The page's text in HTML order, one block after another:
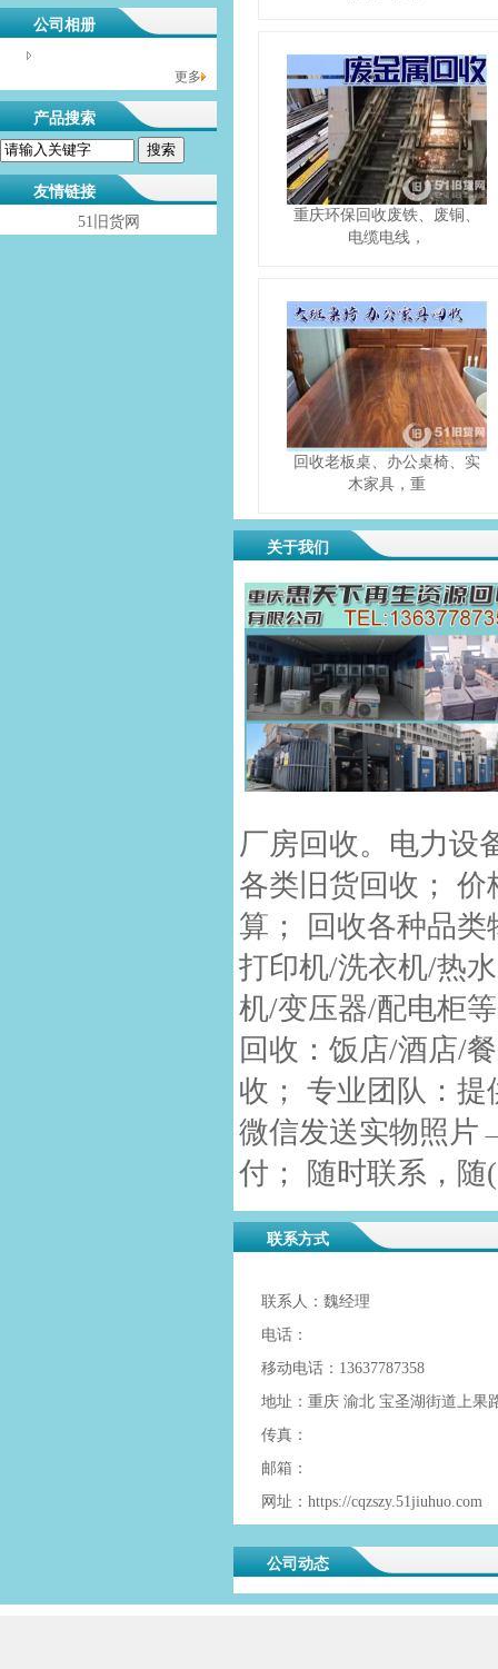
公司相册
没有相册分类！
更多
产品搜索
友情链接
51旧货网
重庆环保回收废铁、废铜、
电缆电线，
回收老板桌、办公桌椅、实
木家具，重
关于我们
厂房回收。电力设
各类旧货回收；
算； 回收各种品
打印机/洗衣机/热
机/变压器/配电柜
回收：饭店/酒店/
收； 专业团队：
微信发送实物照
付； 随时联系，随(
联系方式
联系人：魏经理
电话：
移动电话：13637787358
地址：重庆 渝北 宝圣湖街道上果
传真：
邮箱：
网址：https://cqzszy.51jiuhuo.com
公司动态